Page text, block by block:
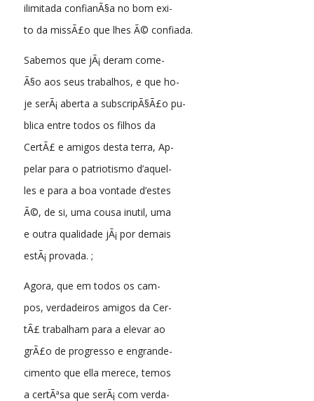
ilimitada confianÃ§a no bom exi-
to da missÃ£o que lhes Ã© confiada.
Sabemos que jÃ¡ deram come-
Ã§o aos seus trabalhos, e que ho-
je serÃ¡ aberta a subscripÃ§Ã£o pu-
blica entre todos os filhos da
CertÃ£ e amigos desta terra, Ap-
pelar para o patriotismo d’aquel-
les e para a boa vontade d’estes
Ã©, de si, uma cousa inutil, uma
e outra qualidade jÃ¡ por demais
estÃ¡ provada. ;
Agora, que em todos os cam-
pos, verdadeiros amigos da Cer-
tÃ£ trabalham para a elevar ao
grÃ£o de progresso e engrande-
cimento que ella merece, temos
a certÃªsa que serÃ¡ com verda-